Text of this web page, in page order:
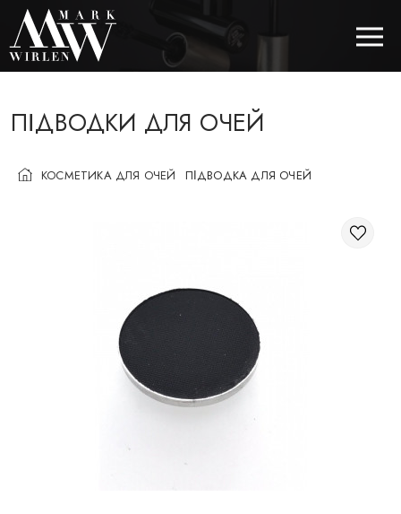
КОСМЕТИКА ДЛЯ БРІВ
КОСМЕТИКА ДЛЯ ГУБ
КОСМЕТИКА ДЛЯ ОБЛИЧЧЯ
КОСМЕТИКА ДЛЯ ЩІК
ПІДВОДКИ ДЛЯ ОЧЕЙ
КОСМЕТИКА ДЛЯ ОЧЕЙ ПІДВОДКА ДЛЯ ОЧЕЙ